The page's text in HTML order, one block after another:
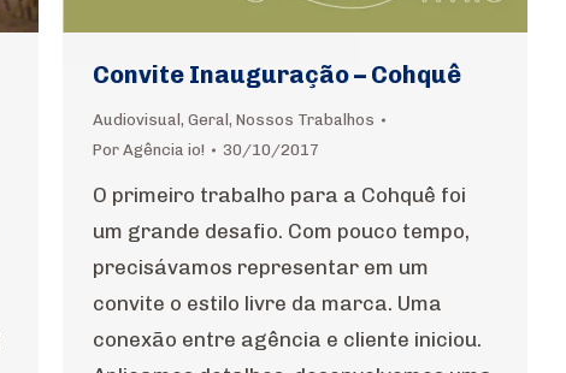
Convite Inauguração – Cohquê
Audiovisual , Geral , Nossos Trabalhos
Por Agência io! 30/10/2017
O primeiro trabalho para a Cohquê foi
um grande desafio. Com pouco tempo,
precisávamos representar em um
convite o estilo livre da marca. Uma
conexão entre agência e cliente iniciou.